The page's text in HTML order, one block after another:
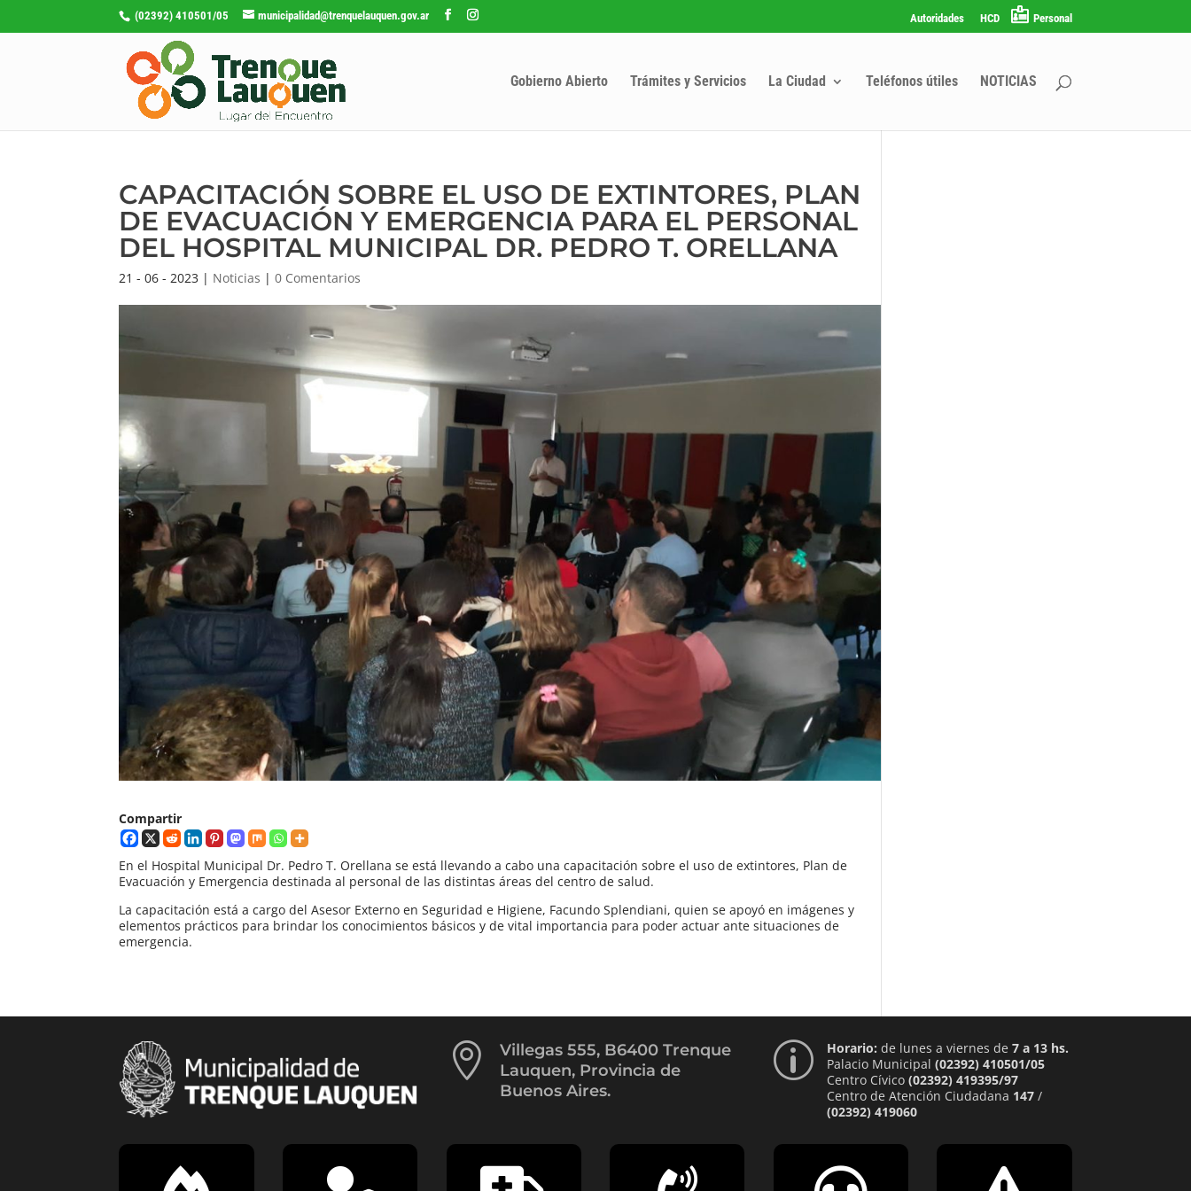
(02392) 410501/05 municipalidad@trenquelauquen.gov.ar Autoridades HCD Personal
Gobierno Abierto Trámites y Servicios La Ciudad Teléfonos útiles NOTICIAS
CAPACITACIÓN SOBRE EL USO DE EXTINTORES, PLAN
DE EVACUACIÓN Y EMERGENCIA PARA EL PERSONAL
DEL HOSPITAL MUNICIPAL DR. PEDRO T. ORELLANA
21 - 06 - 2023 | Noticias |0 Comentarios
Compartir
En el Hospital Municipal Dr. Pedro T. Orellana se está llevando a cabo una capacitación sobre el uso de extintores, Plan de
Evacuación y Emergencia destinada al personal de las distintas áreas del centro de salud.
La capacitación está a cargo del Asesor Externo en Seguridad e Higiene, Facundo Splendiani, quien se apoyó en imágenes y
elementos prácticos para brindar los conocimientos básicos y de vital importancia para poder actuar ante situaciones de
emergencia.

Villegas 555, B6400 Trenque
Lauquen, Provincia de
Buenos Aires.
p Horario: de lunes a viernes de 7 a 13 hs.
Palacio Municipal (02392) 410501/05
Centro Cívico (02392) 419395/97
Centro de Atención Ciudadana 147/
(02392) 419060